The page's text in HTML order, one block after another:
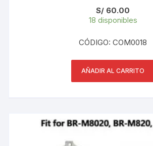
S/ 60.00
18 disponibles
CÓDIGO: COM0018
AÑADIR AL CARRITO